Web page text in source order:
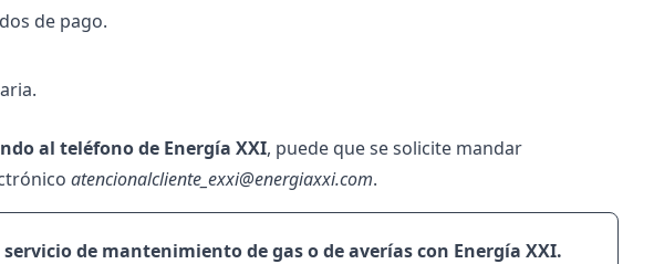
de pago.
al teléfono de Energía XXI, puede que se solicite mandar
atencionalcliente_exxi@energiaxxi.com.
de mantenimiento de gas o deaverías con Energía XXI.